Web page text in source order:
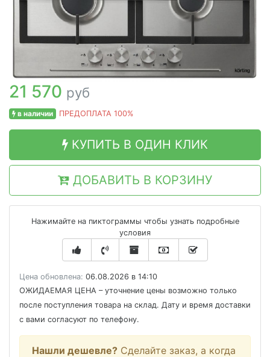
21 570 руб
в наличии ПРЕДОПЛАТА 100%
КУПИТЬ В ОДИН КЛИК
ДОБАВИТЬ В КОРЗИНУ
Нажимайте на пиктограммы чтобы узнать подробные
условия
Цена обновлена: 06.08.2026 в 14:10
ОЖИДАЕМАЯ ЦЕНА – уточнение цены возможно только
после поступления товара на склад. Дату и время доставки
с вами согласуют по телефону.
Нашли дешевле? Сделайте заказ, а когда